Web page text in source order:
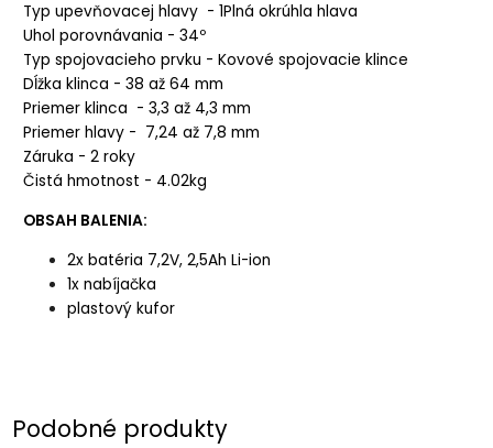
Typ upevňovacej hlavy - 1Plná okrúhla hlava
Uhol porovnávania - 34º
Typ spojovacieho prvku - Kovové spojovacie klince
Dĺžka klinca - 38 až 64 mm
Priemer klinca - 3,3 až 4,3 mm
Priemer hlavy - 7,24 až 7,8 mm
Záruka - 2 roky
Čistá hmotnost - 4.02kg
OBSAH BALENIA:
2x batéria 7,2V, 2,5Ah Li-ion
1x nabíjačka
plastový kufor
Podobné produkty